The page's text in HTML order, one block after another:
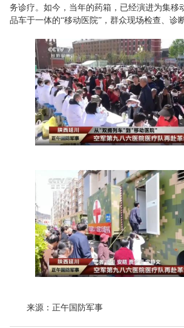
务诊疗。如今，当年的药箱，已经演进为集移
品车于一体的“移动医院”，群众现场检查、诊
来源：正午国防军事